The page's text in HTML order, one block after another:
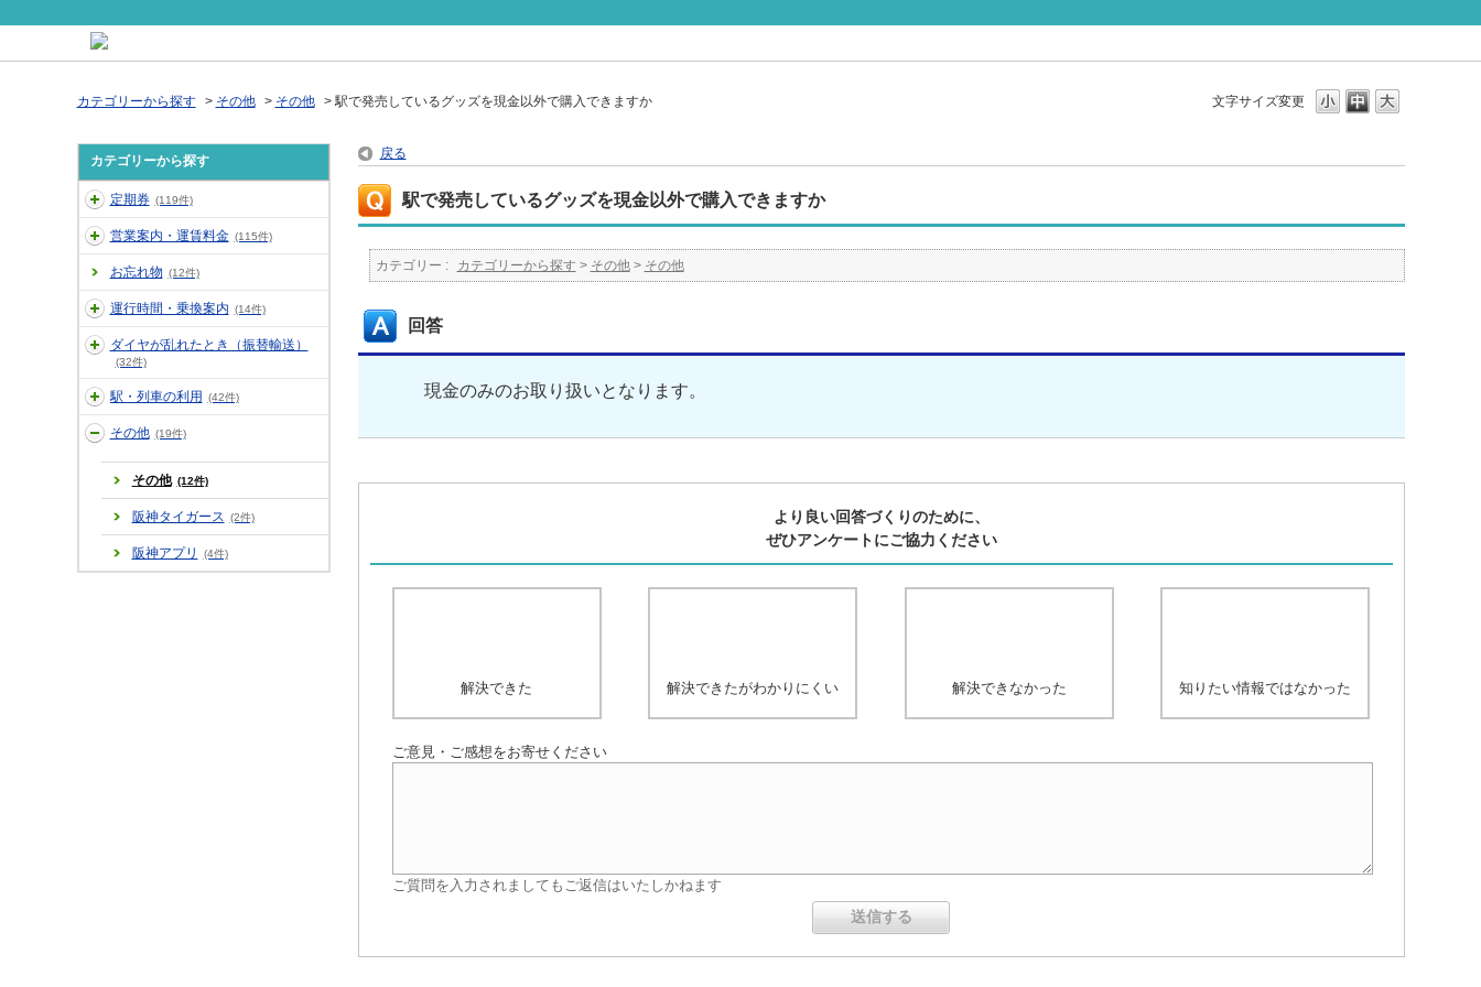
文字サイズ変更
カテゴリーから探す > その他 > その他 >駅で発売しているグッズを現金以外で購入できますか
カテゴリーから探す
定期券 (119件)
営業案内・運賃料金 (115件)
お忘れ物 (12件)
運行時間・乗換案内 (14件)
ダイヤが乱れたとき（振替輸送）
(32件)
駅・列車の利用 (42件)
その他 (19件)
その他 (12件)
阪神タイガース (2件)
阪神アプリ (4件)
戻る
駅で発売しているグッズを現金以外で購入できますか
カテゴリー : カテゴリーから探す > その他> その他
回答
現金のみのお取り扱いとなります。
より良い回答づくりのために、
ぜひアンケートにご協力ください
解決できた 解決できたがわかりにくい 解決できなかった 知りたい情報ではなかった
ご意見・ご感想をお寄せください
ご質問を入力されましてもご返信はいたしかねます